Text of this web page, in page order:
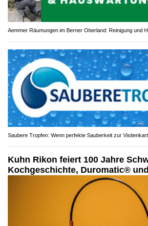
Aemmer Räumungen im Berner Oberland: Reinigung und
Saubere Tropfen: Wenn perfekte Sauberkeit zur
Kuhn Rikon feiert 100 Jahre
Kochgeschichte, Duromatic®